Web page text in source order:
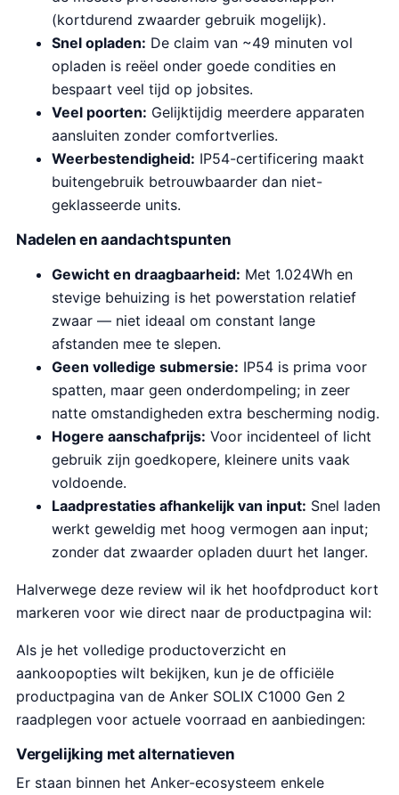
(kortdurend zwaarder gebruik mogelijk).
Snel opladen: De claim van ~49 minuten vol
opladen is reëel onder goede condities en
bespaart veel tijd op jobsites.
Veel poorten: Gelijktijdig meerdere apparaten
aansluiten zonder comfortverlies.
Weerbestendigheid: IP54-certificering maakt
buitengebruik betrouwbaarder dan niet-
geklasseerde units.
Nadelen en aandachtspunten
Gewicht en draagbaarheid: Met 1.024Wh en
stevige behuizing is het powerstation relatief
zwaar — niet ideaal om constant lange
afstanden mee te slepen.
Geen volledige submersie: IP54 is prima voor
spatten, maar geen onderdompeling; in zeer
natte omstandigheden extra bescherming nodig.
Hogere aanschafprijs: Voor incidenteel of licht
gebruik zijn goedkopere, kleinere units vaak
voldoende.
Laadprestaties afhankelijk van input: Snel laden
werkt geweldig met hoog vermogen aan input;
zonder dat zwaarder opladen duurt het langer.
Halverwege deze review wil ik het hoofdproduct kort
markeren voor wie direct naar de productpagina wil:
Als je het volledige productoverzicht en
aankoopopties wilt bekijken, kun je de officiële
productpagina van de Anker SOLIX C1000 Gen 2
raadplegen voor actuele voorraad en aanbiedingen:
Vergelijking met alternatieven
Er staan binnen het Anker-ecosysteem enkele